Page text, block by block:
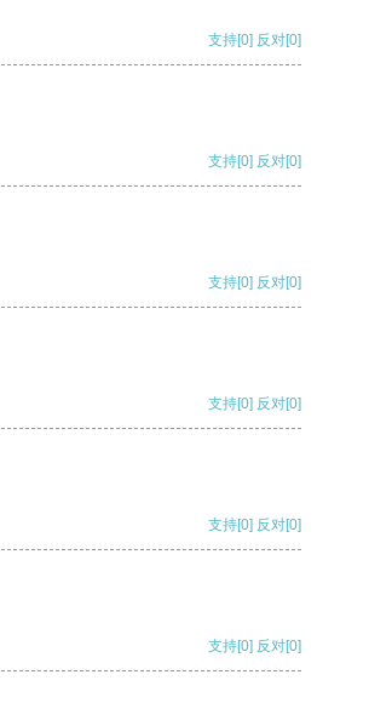
支持[0] 反对[0]
支持[0] 反对[0]
支持[0] 反对[0]
支持[0] 反对[0]
支持[0] 反对[0]
支持[0] 反对[0]